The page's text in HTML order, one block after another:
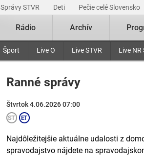
Správy STVR Deti Pečie celé Slovensko
Šport Live O Live STVR Live NR
Rádio Archív
Ranné správy
Štvrtok 4.06.2026 07:00
Najdôležitejšie aktuálne udalosti z
spravodajstvo nájdete na